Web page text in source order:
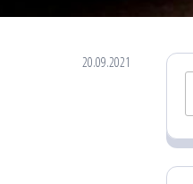
20.09.2021